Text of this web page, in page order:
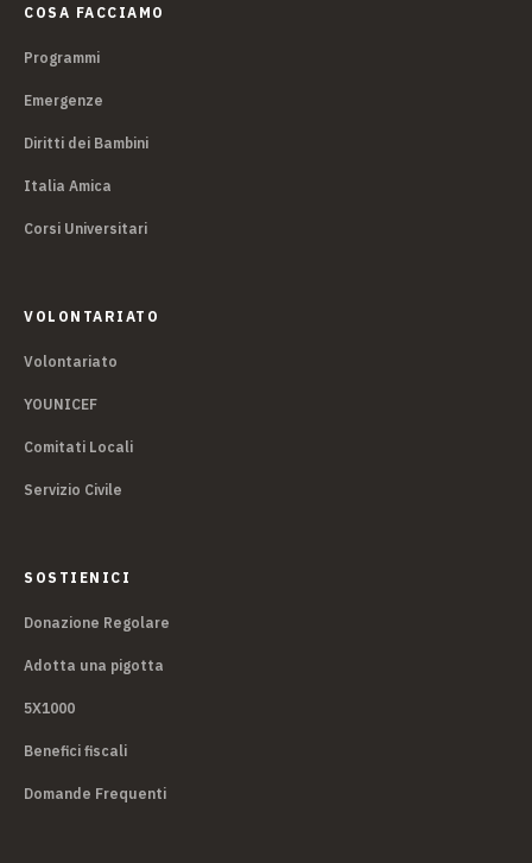
COSA FACCIAMO
Programmi
Emergenze
Diritti dei Bambini
Italia Amica
Corsi Universitari
VOLONTARIATO
Volontariato
YOUNICEF
Comitati Locali
Servizio Civile
SOSTIENICI
Donazione Regolare
Adotta una pigotta
5X1000
Benefici fiscali
Domande Frequenti